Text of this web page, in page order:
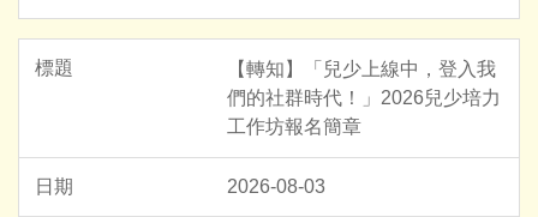
【轉知】「兒少上線中，登入我
們的社群時代！」2026兒少培力
工作坊報名簡章
2026-08-03